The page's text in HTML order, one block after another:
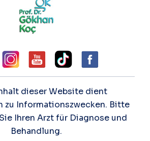
dieser Website dient
zu Informationszwecken. Bitte
Ihren Arzt für Diagnose und
Behandlung.